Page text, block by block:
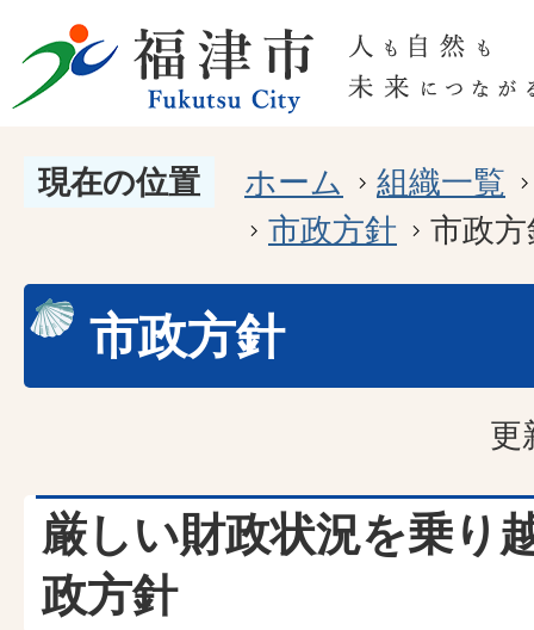
現在の位置 ホーム
組織一覧
市政方針
市政
市政方針
更
厳しい財政状況を乗り
政方針